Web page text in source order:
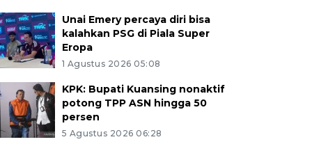
Unai Emery percaya diri bisa
kalahkan PSG di Piala Super
Eropa
1 Agustus 2026 05:08
KPK: Bupati Kuansing nonaktif
potong TPP ASN hingga 50
persen
5 Agustus 2026 06:28